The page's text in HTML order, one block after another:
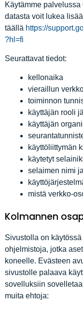
Käytämme
datasta voit lukea lisää
täällä https://
?hl=fi
Seurattavat tiedot:
kellonaika
vieraillun
toiminnon
käyttäjän rooli
käyttäjän
käyttöliittymän
käytetyt
selaimen nimi
mistä verkko-
Kolmannen
Sivustolla on
ohjelmistoja, jotka
koneelle. Evästeen
sivustolle palaava
sovelluksiin
muita ehtoja: